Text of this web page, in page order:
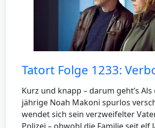
Tatort Folge 1233:
Kurz und knapp – darum geht’s Als
jährige Noah Makoni spurlos
wendet sich sein verzweifelter